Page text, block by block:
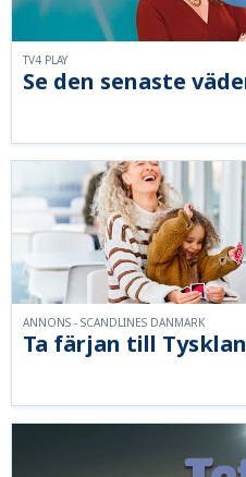
Se den senaste
TV4 PLAY
Ta färjan till
ANNONS - SCANDLINES DANMARK